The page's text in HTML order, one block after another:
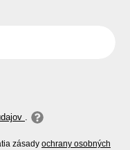
.
zásady ochrany osobných